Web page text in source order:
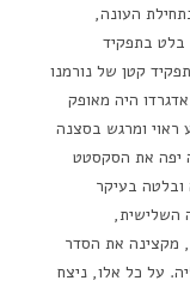
העונה,
בלט בתפקיד
קטן של נורמנו
היה מאופק
ראוי ומרגש בסצנה
יפה את הסקסטט
ובלטה בעיקר
השלישית,
מקצינה את הסדר
על כל אלו, ניצח